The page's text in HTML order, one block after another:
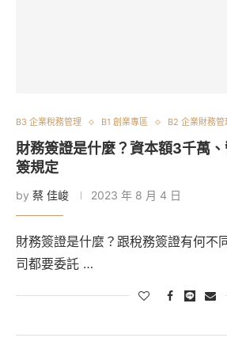
B3 企業稅務管理 B1 創業專區 B2 企業財務管
財務簽證是什麼？資本額3千萬
簽規定
by 蔡 佳峻 2023 年 8 月 4 日
財務簽證是什麼？跟稅務簽證有何不
司都要委託 …